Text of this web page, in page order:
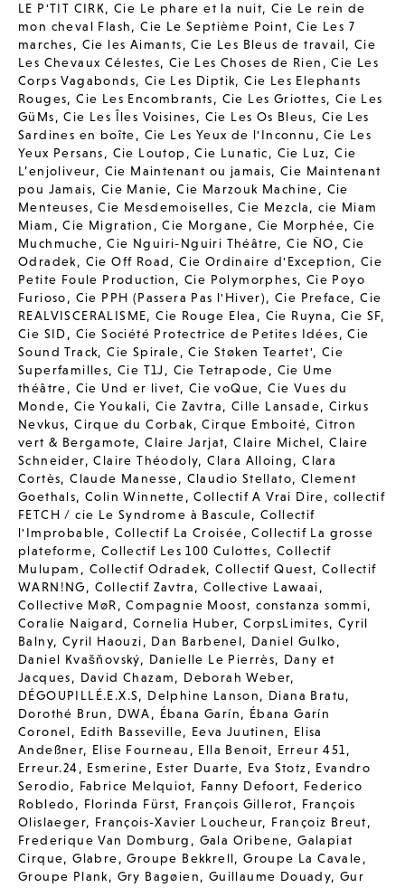
LE P'TIT CIRK,Cie Le phare et la nuit,Cie Le rein de
mon cheval Flash,Cie Le Septième Point,Cie Les 7
marches, Cie les Aimants,Cie Les Bleus de travail, Cie
Les Chevaux Célestes, Cie Les Choses de Rien ,Cie Les
Corps Vagabonds, Cie Les Diptik,Cie Les Elephants
Rouges,Cie Les Encombrants, Cie Les Griottes, Cie Les
GüMs,Cie Les Îles Voisines, Cie Les Os Bleus, Cie Les
Sardines en boîte, Cie Les Yeux de l'Inconnu ,Cie Les
Yeux Persans, Cie Loutop ,Cie Lunatic, Cie Luz,Cie
L’enjoliveur, Cie Maintenant ou jamais,Cie Maintenant
pou Jamais, Cie Manie,Cie Marzouk Machine, Cie
Menteuses,Cie Mesdemoiselles,Cie Mezcla,cie Miam
Miam ,Cie Migration ,Cie Morgane, Cie Morphée, Cie
Muchmuche,Cie Nguiri-Nguiri Théâtre,Cie ÑO,Cie
Odradek, Cie Off Road,Cie Ordinaire d'Exception,Cie
Petite Foule Production,Cie Polymorphes, Cie Poyo
Furioso, Cie PPH (Passera Pas l'Hiver),Cie Preface,Cie
REALVISCERALISME,Cie Rouge Elea , Cie Ruyna,Cie SF,
Cie SID, Cie Société Protectrice de Petites Idées,Cie
Sound Track,Cie Spirale,Cie Støken Teartet', Cie
Superfamilles,Cie T1J , Cie Tetrapode, Cie Ume
théâtre, Cie Und er livet, Cie voQue,Cie Vues du
Monde, Cie Youkali,Cie Zavtra, Cille Lansade, Cirkus
Nevkus,Cirque du Corbak,Cirque Emboité, Citron
vert & Bergamote,Claire Jarjat,Claire Michel,Claire
Schneider,Claire Théodoly,Clara Alloing,Clara
Cortès,Claude Manesse, Claudio Stellato, Clement
Goethals,Colin Winnette,Collectif A Vrai Dire, collectif
FETCH / cie Le Syndrome à Bascule,Collectif
l'Improbable, Collectif La Croisée,Collectif La grosse
plateforme, Collectif Les 100 Culottes,Collectif
Mulupam , Collectif Odradek,Collectif Quest,Collectif
WARN!NG, Collectif Zavtra, Collective Lawaai,
Collective MøR,Compagnie Moost,constanza sommi,
Coralie Naigard, Cornelia Huber,CorpsLimites, Cyril
Balny, Cyril Haouzi, Dan Barbenel, Daniel Gulko,
Daniel Kvašňovský, Danielle Le Pierrès, Dany et
Jacques, David Chazam, Deborah Weber,
DÉGOUPILLÉ.E.X.S, Delphine Lanson, Diana Bratu,
Dorothé Brun , DWA, Ébana Garín, Ébana Garín
Coronel, Edith Basseville, Eeva Juutinen, Elisa
Andeßner, Elise Fourneau , Ella Benoit, Erreur 451,
Erreur.24, Esmerine, Ester Duarte, Eva Stotz , Evandro
Serodio, Fabrice Melquiot, Fanny Defoort, Federico
Robledo, Florinda Fürst, François Gillerot, François
Olislaeger, François-Xavier Loucheur, Françoiz Breut,
Frederique Van Domburg , Gala Oribene,Galapiat
Cirque,Glabre,Groupe Bekkrell,Groupe La Cavale,
Groupe Plank, Gry Bagøien, Guillaume Douady,Gur